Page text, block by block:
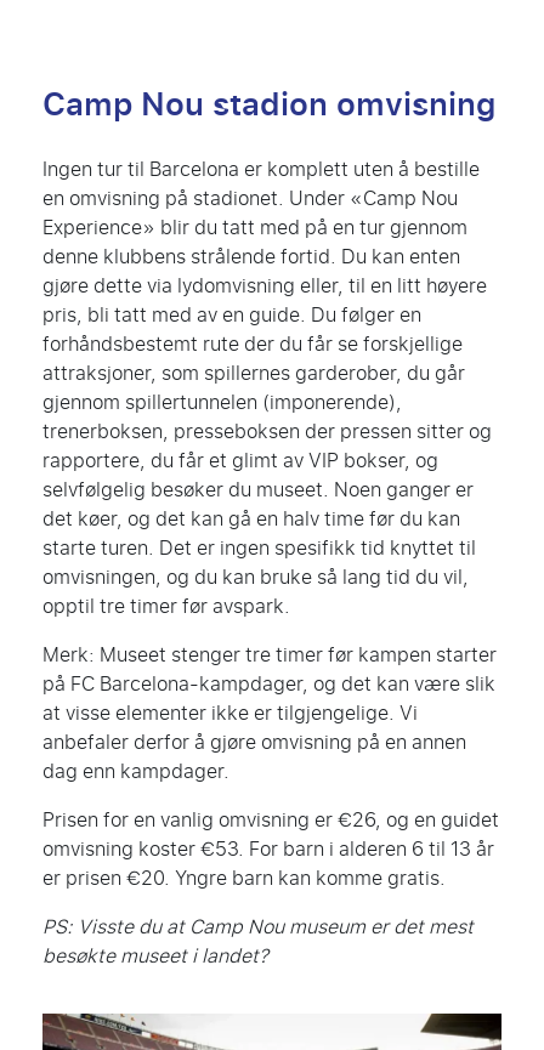
Camp Nou stadion omvisning
Ingen tur til Barcelona er komplett uten å bestille
en omvisning på stadionet. Under «Camp Nou
Experience» blir du tatt med på en tur gjennom
denne klubbens strålende fortid. Du kan enten
gjøre dette via lydomvisning eller, til en litt høyere
pris, bli tatt med av en guide. Du følger en
forhåndsbestemt rute der du får se forskjellige
attraksjoner, som spillernes garderober, du går
gjennom spillertunnelen (imponerende),
trenerboksen, presseboksen der pressen sitter og
rapportere, du får et glimt av VIP bokser, og
selvfølgelig besøker du museet. Noen ganger er
det køer, og det kan gå en halv time før du kan
starte turen. Det er ingen spesifikk tid knyttet til
omvisningen, og du kan bruke så lang tid du vil,
opptil tre timer før avspark.
Merk: Museet stenger tre timer før kampen starter
på FC Barcelona-kampdager, og det kan være slik
at visse elementer ikke er tilgjengelige. Vi
anbefaler derfor å gjøre omvisning på en annen
dag enn kampdager.
Prisen for en vanlig omvisning er €26, og en guidet
omvisning koster €53. For barn i alderen 6 til 13 år
er prisen €20. Yngre barn kan komme gratis.
PS: Visste du at Camp Nou museum er det mest
besøkte museet i landet?